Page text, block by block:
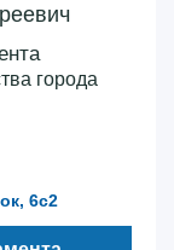
города
6с2